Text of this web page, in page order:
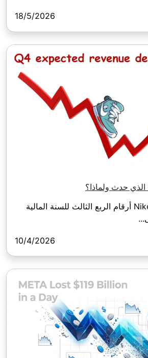
18/5/2026
إذًا، أصدرت شركة Nike أرقام الربع الثالث للسنة المالية
10/4/2026